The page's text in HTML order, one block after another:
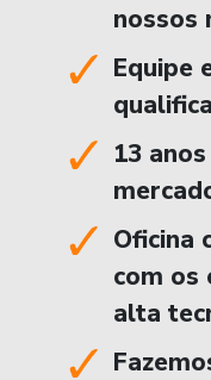
nossos
Equipe
13
Oficina
com os
alta